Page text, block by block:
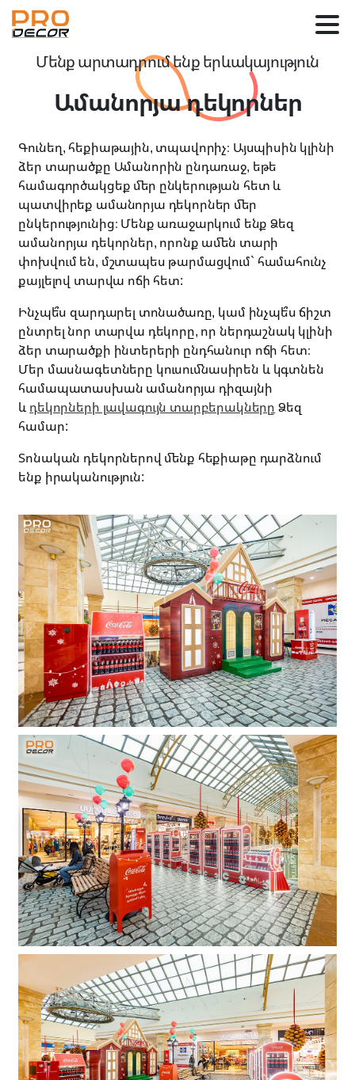
Մենքարտադրումենքերևակայություն
Ամանորյադեկորներ
Գունեղ, հեքիաթային, տպավորիչ։ Այսպիսին կլինի
ձեր տարածքը Ամանորին ընդառաջ, եթե
համագործակցեք մեր ընկերության հետ և
պատվիրեք ամանորյա դեկորներ մեր
ընկերությունից։ Մենք առաջարկում ենք Ձեզ
ամանորյա դեկորներ, որոնք ամեն տարի
փոխվում են, մշտապես թարմացվում` համահունչ
քայլելով տարվա ոճի հետ:
Ինչպե՞ս զարդարել տոնածառը, կամ ինչպե՞սճիշտ
ընտրել նոր տարվա դեկորը, որ ներդաշնակ կլինի
ձեր տարածքի ինտերերի ընդհանուր ոճի հետ։
Մեր մասնագետները կուսումնասիրեն և կգտնեն
համապատասխան ամանորյա դիզայնի
և դեկորների լավագույն տարբերակները Ձեզ
համար:
Տոնական դեկորներով մենք հեքիաթը դարձնում
ենք իրականություն: